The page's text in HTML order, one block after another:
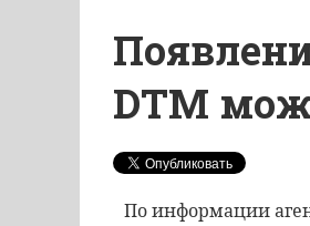
DTM
Поинформации